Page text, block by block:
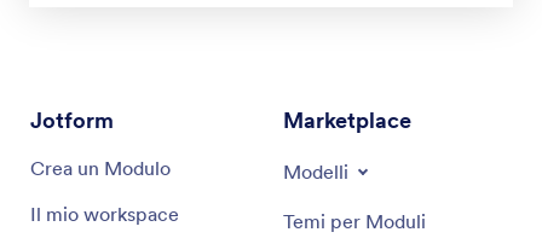
Jotform
Crea un Modulo
Il mio workspace
Marketplace
Modelli
Temi per Moduli